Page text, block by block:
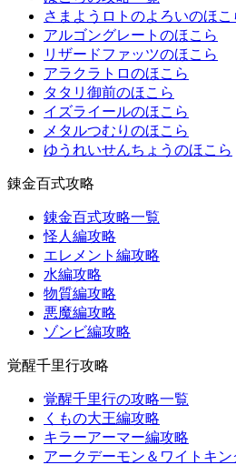
さまようロトのよろいのほこ
アルゴングレートのほこら
リザードファッツのほこら
アラクラトロのほこら
タタリ御前のほこら
イズライールのほこら
メタルつむりのほこら
ゆうれいせんちょうのほこら
錬金百式攻略
錬金百式攻略一覧
怪人編攻略
エレメント編攻略
水編攻略
物質編攻略
悪魔編攻略
ゾンビ編攻略
覚醒千里行攻略
覚醒千里行の攻略一覧
くもの大王編攻略
キラーアーマー編攻略
アークデーモン＆ワイトキン